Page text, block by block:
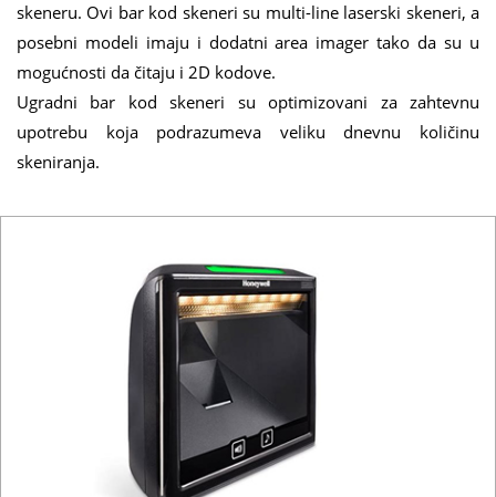
skeneru. Ovi bar kod skeneri su multi-line laserski skeneri, a
posebni modeli imaju i dodatni area imager tako da su u
mogućnosti da čitaju i 2D kodove.
Ugradni bar kod skeneri su optimizovani za zahtevnu
upotrebu koja podrazumeva veliku dnevnu količinu
skeniranja.